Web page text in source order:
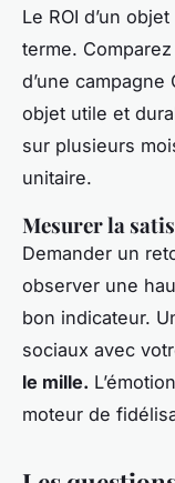
Le ROI d’un
terme.
d’une campagne
objet utile et
sur plusieurs
unitaire.
Mesurer la
Demander un
observer une
bon indicateur.
sociaux avec
le mille.
moteur de